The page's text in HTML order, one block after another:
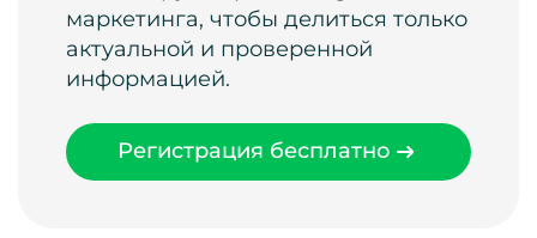
маркетинга, чтобы делиться только
актуальной и проверенной
информацией.
Регистрация бесплатно